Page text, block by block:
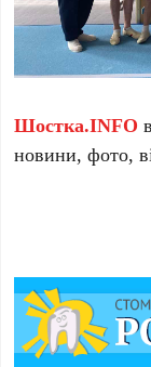
Шостка.INFO
новини, фото,